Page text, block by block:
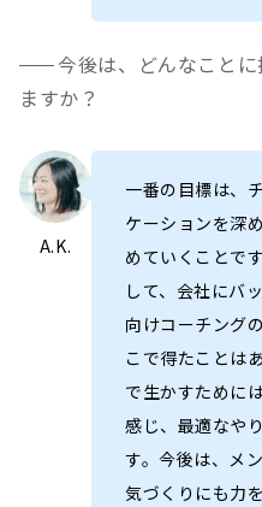
今後は、どんなこと
ますか？
A.K.
一番の目標は、
ケーションを深
めていくことで
して、会社にバ
向けコーチング
こで得たことは
で生かすために
感じ、最適なや
す。今後は、メ
気づくりにも力